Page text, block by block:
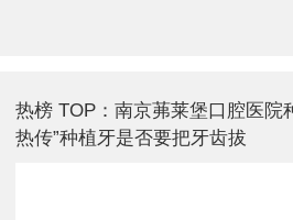
热榜 TOP：南京茀莱堡口腔医院
热传”种植牙是否要把牙齿拔